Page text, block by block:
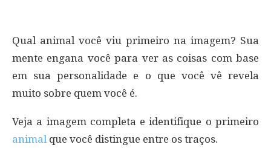
Qual animal você viu primeiro na imagem? Sua
mente engana você para ver as coisas com base
em sua personalidade e o que você vê revela
muito sobre quem você é.
Veja a imagem completa e identifique o primeiro
animal que você distingue entre os traços.